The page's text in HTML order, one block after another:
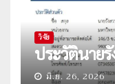
วิจัย
ประวัตินายรั
มิ.ย. 26, 2026